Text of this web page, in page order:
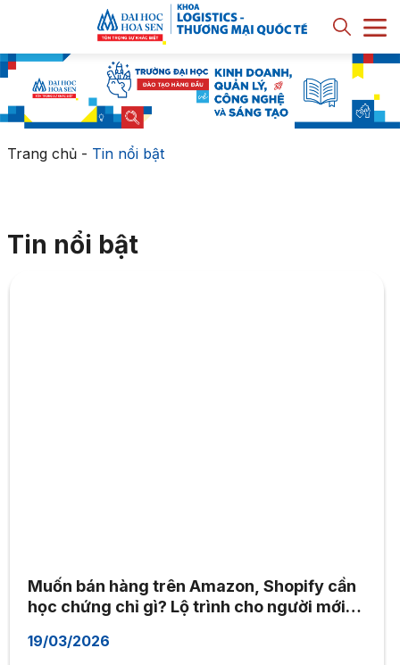
Trang chủ- Tin nổi bật
Tin nổi bật
Muốn bán hàng trên Amazon, Shopify cần
học chứng chỉ gì? Lộ trình cho người mới
19/03/2026